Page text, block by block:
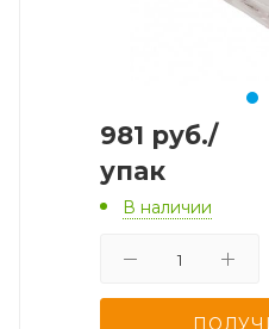
981 руб./
упак
В наличии